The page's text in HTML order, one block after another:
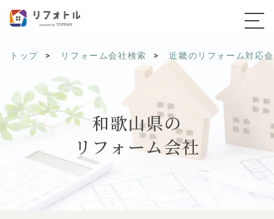
トップ リフォーム会社検索 近畿のリフォーム対応
和歌山県の
リフォーム会社